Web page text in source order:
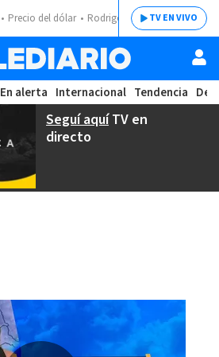
Precio del dólar Rodrigo ChavesTV EN VIVO
En alerta Internacional Tendencia
Seguí aquíTV en
directo